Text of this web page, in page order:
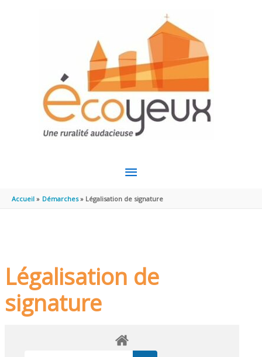
MENU
PRINCIPAL
Accueil Démarches Légalisation de signature
Légalisation de
signature